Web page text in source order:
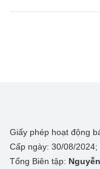
Giấy phép hoạt động
Cấp ngày: 30/08/
Tổng Biên tập: